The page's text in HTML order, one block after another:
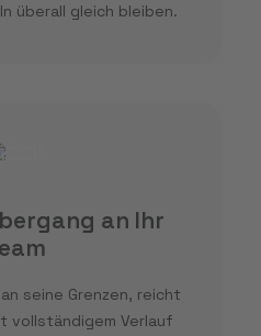
überall gleich bleiben.
an Ihr
seine Grenzen, reicht
vollständigem Verlauf